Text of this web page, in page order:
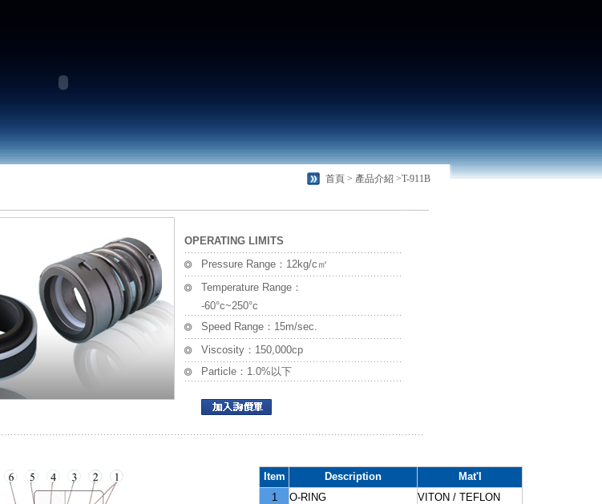
首頁 > 產品介紹 >T-911B
OPERATING LIMITS
Pressure Range：12kg/c㎡
Temperature Range：
-60°c~250°c
Speed Range：15m/sec.
Viscosity：150,000cp
Particle：1.0%以下
Item Description
Mat'I
1
O-RING
VITON / TEFLON